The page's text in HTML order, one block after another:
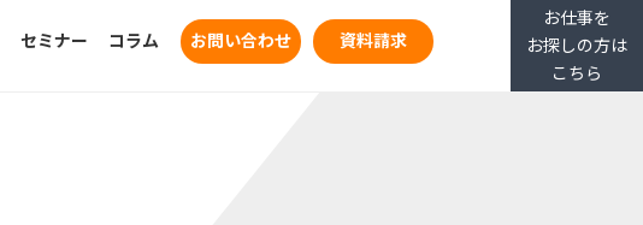
セミナー コラム お問い合わせ 資料請求
お仕事を
お探しの方は
こちら